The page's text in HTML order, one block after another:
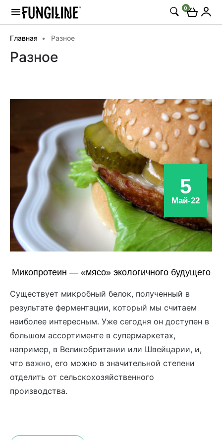
0
Главная Разное
Разное
5
Май-22
Микопротеин — «мясо» экологичного будущего
Существует микробный белок, полученный в
результате ферментации, который мы считаем
наиболее интересным. Уже сегодня он доступен в
большом ассортименте в супермаркетах,
например, в Великобритании или Швейцарии, и,
что важно, его можно в значительной степени
отделить от сельскохозяйственного
производства.